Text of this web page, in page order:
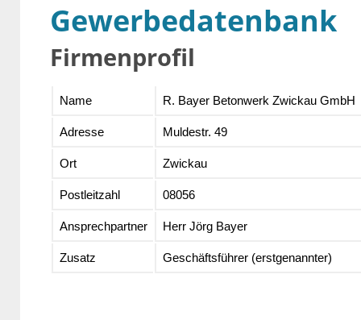
Gewerbedatenbank
Firmenprofil
Name R. Bayer Betonwerk Zwickau GmbH
Adresse Muldestr. 49
Ort Zwickau
Postleitzahl 08056
Ansprechpartner Herr Jörg Bayer
Zusatz Geschäftsführer (erstgenannter)